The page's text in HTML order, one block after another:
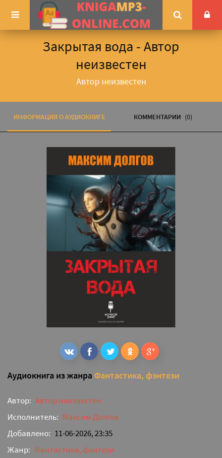
Закрытая вода - Автор
неизвестен
Автор неизвестен
ИНФОРМАЦИЯ О АУДИОКНИГЕ КОММЕНТАРИИ (0)
Аудиокнига из жанра Фантастика, фэнтези
Автор: Автор неизвестен
Исполнитель: Максим Долгов
Добавлено: 11-06-2026, 23:35
Жанр: Фантастика, фэнтези